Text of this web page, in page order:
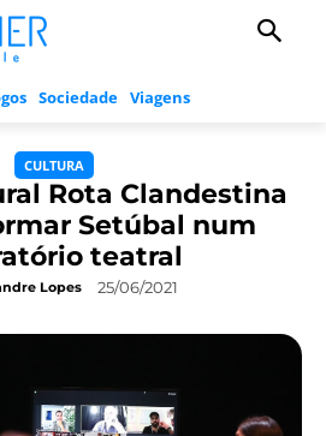
Sociedade Viagens
CULTURA
Rota Clandestina
Setúbal num
teatral
Lopes 25/06/2021